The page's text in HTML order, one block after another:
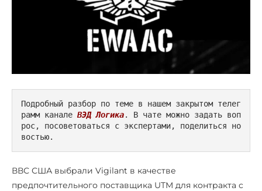
Подробный разбор по теме в нашем закрытом телег
рамм канале ВЭД Логика. В чате можно задать воп
рос, посоветоваться с экспертами, поделиться но
востью.
ВВС США выбрали Vigilant в качестве
предпочтительного поставщика UTM для контракта с